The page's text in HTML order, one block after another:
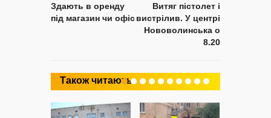
Здають в оренду
під магазин чи офіс
Витяг пістолет і
вистрілив. У центрі
Нововолинська о
8.20
Також читають